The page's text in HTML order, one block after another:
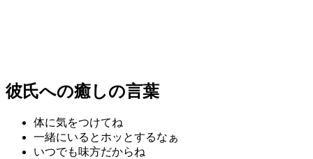
彼氏への癒しの言葉
体に気をつけてね
一緒にいるとホッとするなぁ
いつでも味方だからね